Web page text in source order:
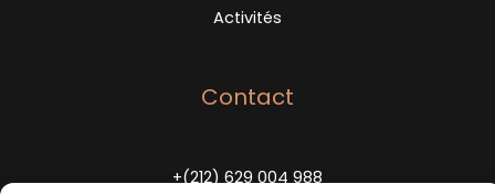
Activités
Contact
+(212) 629 004 988